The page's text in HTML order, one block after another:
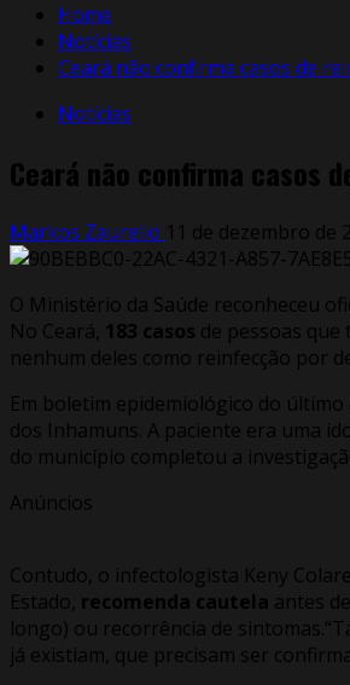
Home
Notícias
Ceará não confirma casos de
Notícias
Ceará não confirma casos
Markos Zaurelio 11 de dezembro de
O Ministério da Saúde reconheceu
No Ceará, 183 casos de pessoas que
nenhum deles como reinfecção por
Em boletim epidemiológico do
dos Inhamuns. A paciente era uma
do município completou a
Anúncios
Contudo, o infectologista Keny
Estado, recomenda cautela antes
longo) ou recorrência de
já existiam, que precisam ser